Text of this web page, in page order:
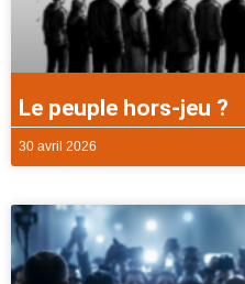
Le peuple hors-jeu ?
30 avril 2026